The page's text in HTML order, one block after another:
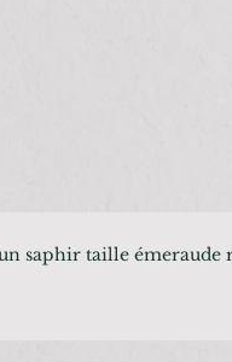
saphir taille émeraude